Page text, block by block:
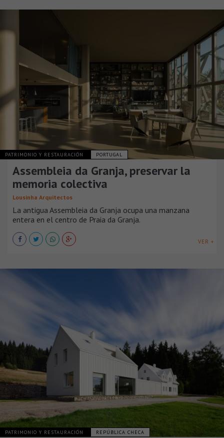
PATRIMONIO Y RESTAURACIÓN PORTUGAL
Assembleia da Granja, preservar la
memoria colectiva
Lousinha Arquitectos
La antigua Assembleia da Granja ocupa una manzana
entera en el centro de Praia da Granja.
VER +
PATRIMONIO Y RESTAURACIÓN REPÚBLICA CHECA